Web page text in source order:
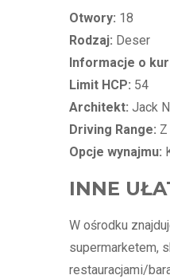
Otwory: 18
Rodzaj: Deser
Informacje o
Limit HCP: 54
Architekt: Jack
Driving Range:
Opcje wynajmu:
INNE
W ośrodku
supermarketem,
restauracjami/